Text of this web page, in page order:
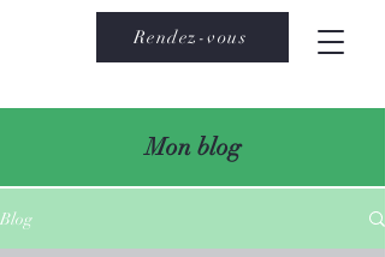
Rendez-vous
Mon blog
Blog